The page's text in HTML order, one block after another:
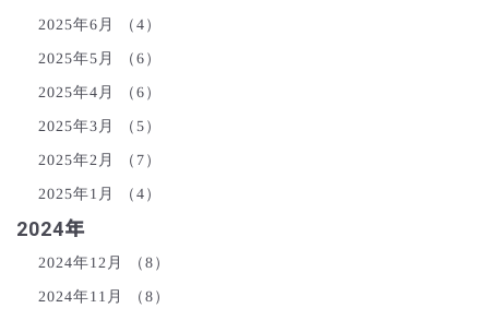
2025年6月 （4）
2025年5月 （6）
2025年4月 （6）
2025年3月 （5）
2025年2月 （7）
2025年1月 （4）
2024年
2024年12月 （8）
2024年11月 （8）